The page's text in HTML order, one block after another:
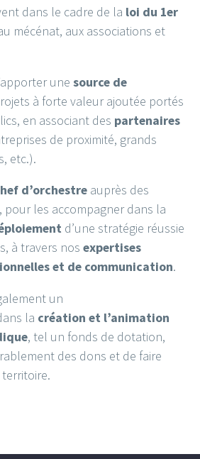
dans le cadre de la loi du 1er
mécénat, aux associations et
une source de
à forte valeur ajoutée portés
en associant des partenaires
de proximité, grands
etc.).
d’orchestre auprès des
les accompagner dans la
d’une stratégie réussie
à travers nos expertises
et de communication.
un
la création et l’animation
, tel un fonds de dotation,
des dons et de faire